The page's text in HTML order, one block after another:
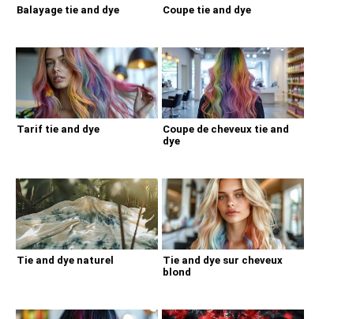
Balayage tie and dye Coupe tie and dye
Tarif tie and dye
Coupe de cheveux tie and
dye
Tie and dye naturel
Tie and dye sur cheveux
blond